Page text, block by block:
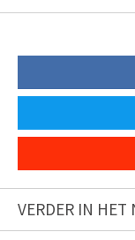
VERDER IN HET